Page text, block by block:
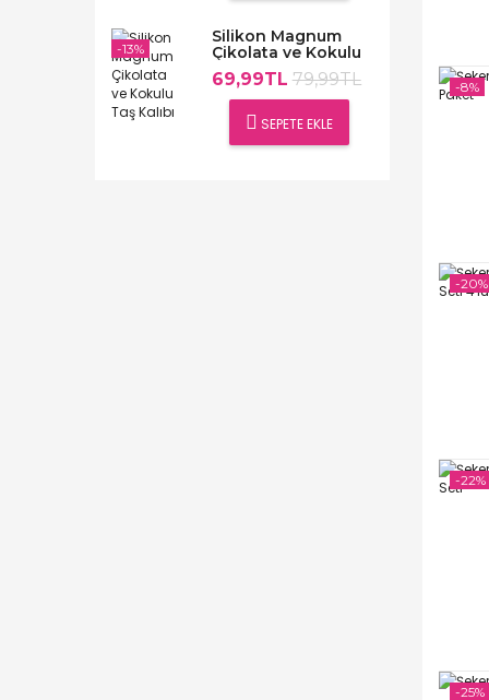
-13%
Silikon Magnum
Çikolata ve Kokulu
Taş Kalıbı
69,99TL 79,99TL
SEPETE EKLE
-8%
-20%
-22%
-25%